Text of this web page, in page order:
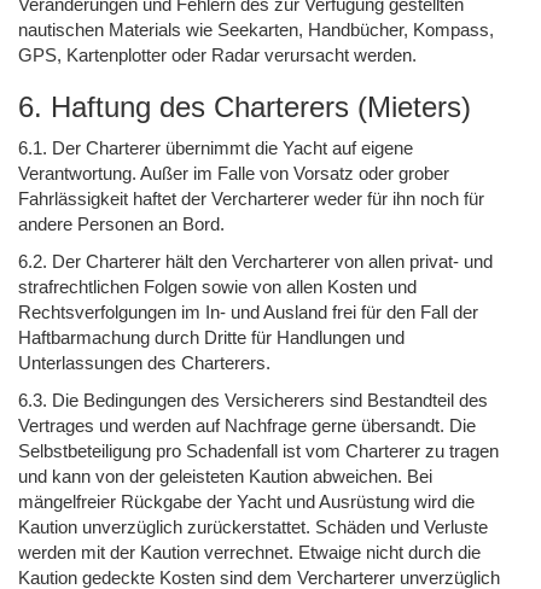
nautischen Materials wie Seekarten, Handbücher, Kompass,
GPS, Kartenplotter oder Radar verursacht werden.
6. Haftung des Charterers (Mieters)
6.1. Der Charterer übernimmt die Yacht auf eigene
Verantwortung. Außer im Falle von Vorsatz oder grober
Fahrlässigkeit haftet der Vercharterer weder für ihn noch für
andere Personen an Bord.
6.2. Der Charterer hält den Vercharterer von allen privat- und
strafrechtlichen Folgen sowie von allen Kosten und
Rechtsverfolgungen im In- und Ausland frei für den Fall der
Haftbarmachung durch Dritte für Handlungen und
Unterlassungen des Charterers.
6.3. Die Bedingungen des Versicherers sind Bestandteil des
Vertrages und werden auf Nachfrage gerne übersandt. Die
Selbstbeteiligung pro Schadenfall ist vom Charterer zu tragen
und kann von der geleisteten Kaution abweichen. Bei
mängelfreier Rückgabe der Yacht und Ausrüstung wird die
Kaution unverzüglich zurückerstattet. Schäden und Verluste
werden mit der Kaution verrechnet. Etwaige nicht durch die
Kaution gedeckte Kosten sind dem Vercharterer unverzüglich